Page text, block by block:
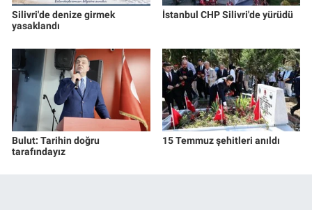
Silivri'de denize girmek
yasaklandı
İstanbul CHP Silivri'de yürüdü
Bulut: Tarihin doğru
tarafındayız
15 Temmuz şehitleri anıldı